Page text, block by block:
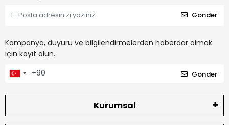
Gönder
Kampanya, duyuru ve bilgilendirmelerden haberdar olmak
için kayıt olun.
Gönder
Kurumsal